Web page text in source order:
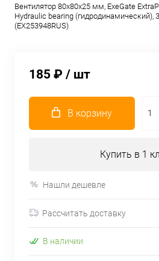
Вентилятор 80x80x25 мм, ExeGate
Hydraulic bearing (гидродинамический),
(EX253948RUS)
185 ₽ / шт
В корзину
Купить в 1
Нашли дешевле
Рассчитать доставку
В наличии